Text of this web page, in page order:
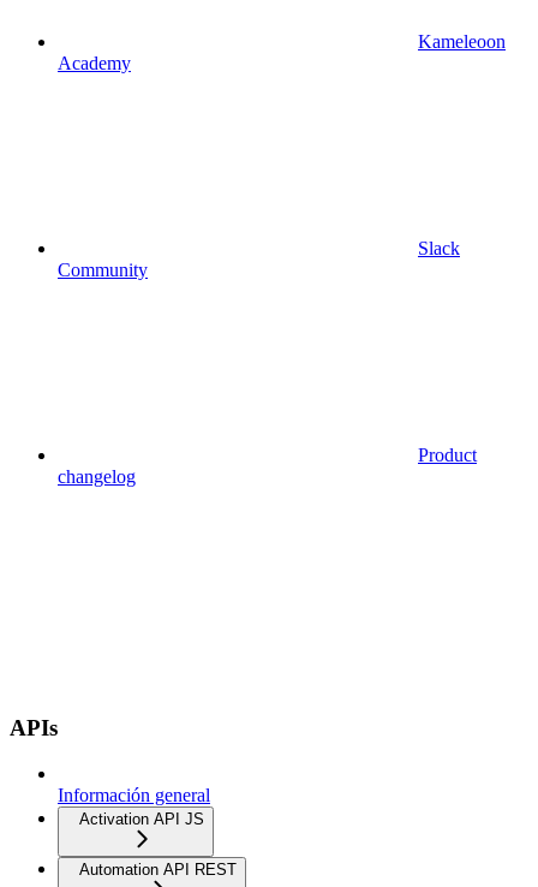
Kameleoon
Academy
Slack
Community
Product
changelog
APIs
Información general
Activation API JS
Automation API REST